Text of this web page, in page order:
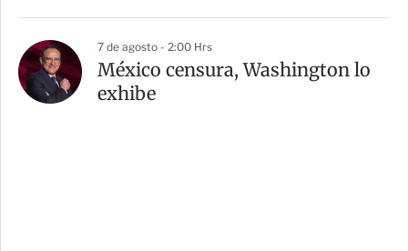
7 de agosto - 2:00 Hrs
México censura, Washington lo
exhibe